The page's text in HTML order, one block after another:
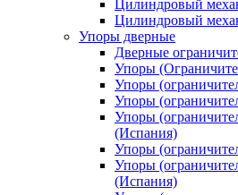
Цилиндровый
Цилиндровый
Упоры дверные
Дверные
Упоры
Упоры
Упоры
Упоры
(Испания)
Упоры
Упоры
(Испания)